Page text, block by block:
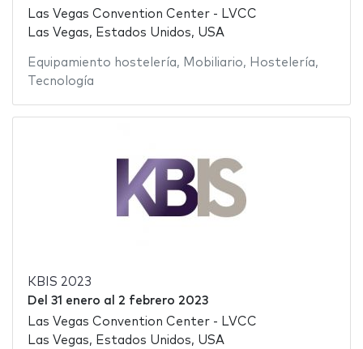
Las Vegas Convention Center - LVCC
Las Vegas, Estados Unidos, USA
Equipamiento hostelería, Mobiliario, Hostelería,
Tecnología
KBIS 2023
Del 31 enero al 2 febrero 2023
Las Vegas Convention Center - LVCC
Las Vegas, Estados Unidos, USA